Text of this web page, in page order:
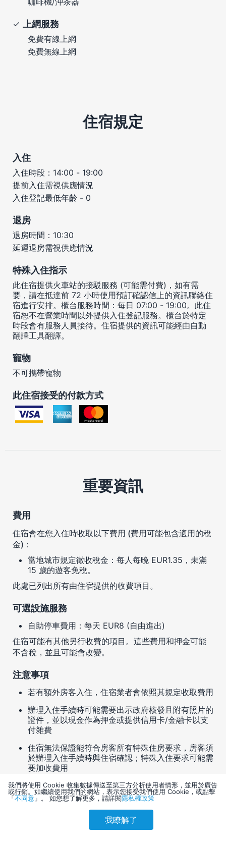
刷卡優惠 會員訂購
上網服務
免費有線上網
免費無線上網
住宿規定
入住
入住時段：14:00 - 19:00
提前入住需視供應情況
入住登記最低年齡 - 0
退房
退房時間：10:30
延遲退房需視供應情況
特殊入住指示
此住宿提供火車站的接駁服務 (可能需付費)，如有需
要，請在抵達前 72 小時使用預訂確認信上的資訊聯絡住
宿進行安排。櫃台服務時間：每日 07:00 - 19:00。此住
宿恕不在營業時間以外提供入住登記服務。櫃台於特定
時段會有服務人員接待。住宿提供的資訊可能經由自動
翻譯工具翻譯。
寵物
不可攜帶寵物
此住宿接受的付款方式
重要資訊
費用
住宿會在您入住時收取以下費用 (費用可能包含適用的稅
金)：
當地城市規定徵收稅金：每人每晚 EUR1.35，未滿
15 歲的遊客免稅。
此處已列出所有由住宿提供的收費項目。
可選設施服務
自助停車費用：每天 EUR8 (自由進出)
住宿可能有其他另行收費的項目。這些費用和押金可能
不含稅，並且可能會改變。
注意事項
若有額外房客入住，住宿業者會依照其規定收取費用
辦理入住手續時可能需要出示政府核發且附有照片的
證件，並以現金作為押金或提供信用卡/金融卡以支
付雜費
住宿無法保證能符合房客所有特殊住房要求，房客須
於辦理入住手續時與住宿確認；特殊入住要求可能需
要加收費用
此住宿接受信用卡、金融卡及現金等付款方式
住宿有滅火器、煙霧探測器和保全系統等安全設備
此住宿設有例如陽台、庭院、露台等可能不適合兒童
使用的戶外空間；如有疑慮，建議您在入住前與住宿
我們將使用 Cookie 收集數據傳送至第三方分析使用者情形，並用於廣告
或行銷。如繼續使用我們的網站，表示您接受我們使用 Cookie，或點擊
「不同意 」。 如您想了解更多，請詳閱隱私權政策
我瞭解了